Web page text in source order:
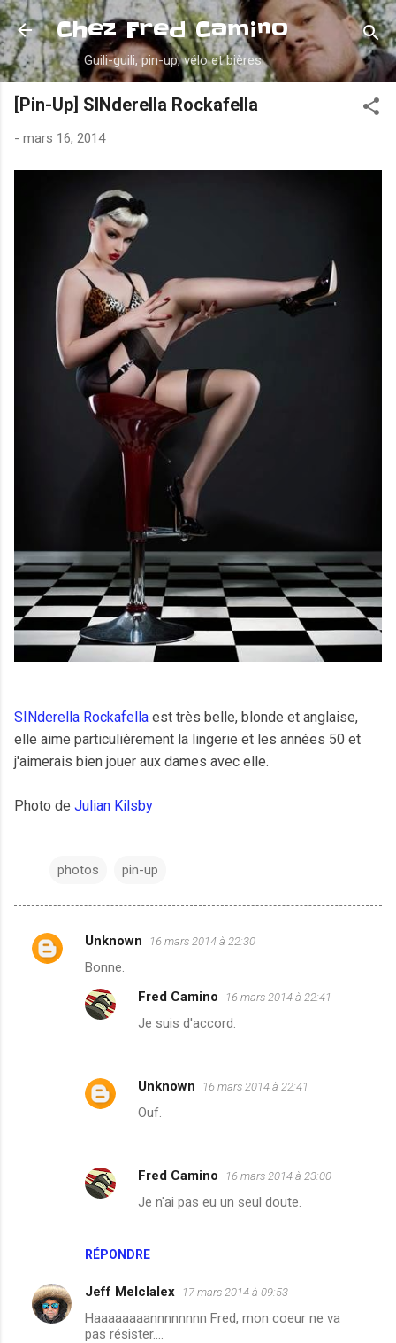
Accéder au contenu principal
Chez Fred Camino
Guili-guili, pin-up, vélo et bières
[Pin-Up] SINderella Rockafella
- mars 16, 2014
SINderella Rockafella est très belle, blonde et anglaise,
elle aime particulièrement la lingerie et les années 50 et
j'aimerais bien jouer aux dames avec elle.
Photo de Julian Kilsby
photos pin-up
C
Unknown 16 mars 2014 à 22:30
Bonne.
RÉPONDRE
Fred Camino 16 mars 2014 à 22:41
Je suis d'accord.
Unknown 16 mars 2014 à 22:41
Ouf.
Fred Camino 16 mars 2014 à 23:00
Je n'ai pas eu un seul doute.
Jeff Melclalex 17 mars 2014 à 09:53
Haaaaaaaannnnnnnn Fred, mon coeur ne va
pas résister....